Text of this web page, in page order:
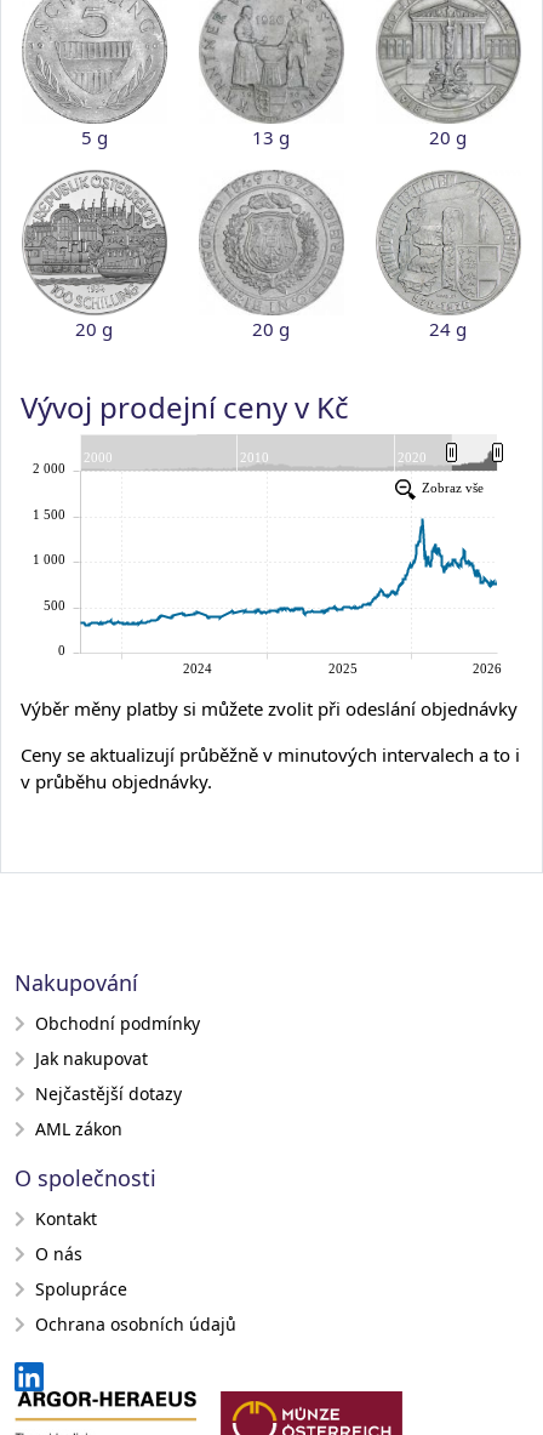
5 g 13 g 20 g
20 g 20 g 24 g
Vývoj prodejní ceny v Kč
Výběr měny platby si můžete zvolit při odeslání objednávky
Ceny se aktualizují průběžně v minutových intervalech a to i
v průběhu objednávky.
Nakupování
Obchodní podmínky
Jak nakupovat
Nejčastější dotazy
AML zákon
O společnosti
Kontakt
O nás
Spolupráce
Ochrana osobních údajů